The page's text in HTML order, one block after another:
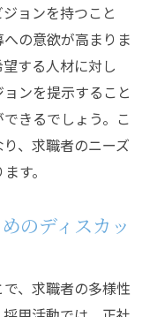
ョンを持つこと
の意欲が高まりま
する人材に対し
ンを提示すること
きるでしょう。こ
、求職者のニーズ
す。
のディスカッ
、求職者の多様性